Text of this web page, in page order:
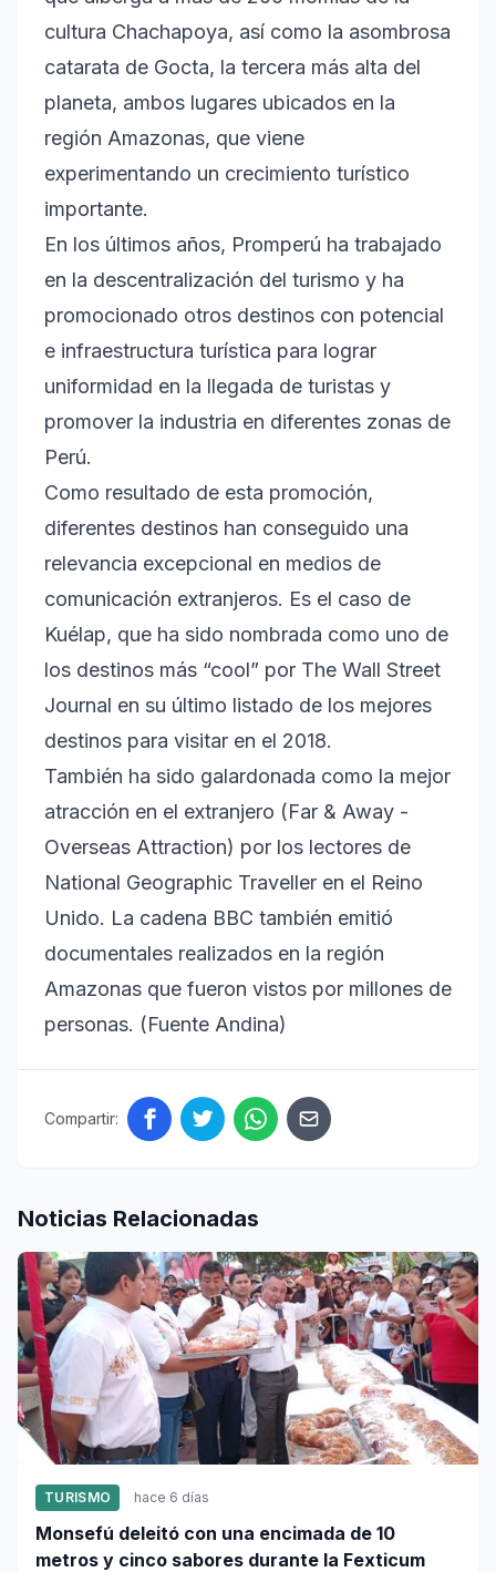
cultura Chachapoya, así como la asombrosa
catarata de Gocta, la tercera más alta del
planeta, ambos lugares ubicados en la
región Amazonas, que viene
experimentando un crecimiento turístico
importante.
En los últimos años, Promperú ha trabajado
en la descentralización del turismo y ha
promocionado otros destinos con potencial
e infraestructura turística para lograr
uniformidad en la llegada de turistas y
promover la industria en diferentes zonas de
Perú.
Como resultado de esta promoción,
diferentes destinos han conseguido una
relevancia excepcional en medios de
comunicación extranjeros. Es el caso de
Kuélap, que ha sido nombrada como uno de
los destinos más “cool” por The Wall Street
Journal en su último listado de los mejores
destinos para visitar en el 2018.
También ha sido galardonada como la mejor
atracción en el extranjero (Far & Away -
Overseas Attraction) por los lectores de
National Geographic Traveller en el Reino
Unido. La cadena BBC también emitió
documentales realizados en la región
Amazonas que fueron vistos por millones de
personas. (Fuente Andina)
Compartir:
Noticias Relacionadas
TURISMO hace 6 días
Monsefú deleitó con una encimada de 10
metros y cinco sabores durante la Fexticum